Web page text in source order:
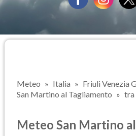
Meteo Italia
Friuli Venezia
San Martino al Tagliamento
tra
Meteo San Martino